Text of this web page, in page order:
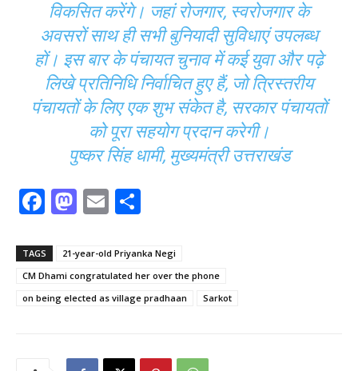
विकसित करेंगे। जहां रोजगार, स्वरोजगार के
अवसरों साथ ही सभी बुनियादी सुविधाएं उपलब्ध
हों। इस बार के पंचायत चुनाव में कई युवा और पढ़े
लिखे प्रतिनिधि निर्वाचित हुए हैं, जो त्रिस्तरीय
पंचायतों के लिए एक शुभ संकेत है, सरकार पंचायतों
को पूरा सहयोग प्रदान करेगी।
पुष्कर सिंह धामी, मुख्यमंत्री उत्तराखंड
F
c
e
b
M
st
o
d
n
E
ai
l
ar
e
TAGS
21-year-old Priyanka Negi
CM Dhami congratulated her over the phone
on being elected as village pradhaan
Sarkot